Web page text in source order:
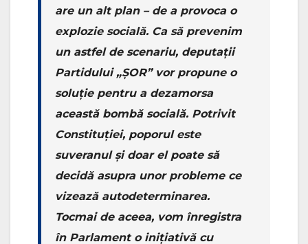
are un alt plan – de a provoca o
explozie socială. Ca să prevenim
un astfel de scenariu, deputații
Partidului „ȘOR” vor propune o
soluție pentru a dezamorsa
această bombă socială. Potrivit
Constituției, poporul este
suveranul și doar el poate să
decidă asupra unor probleme ce
vizează autodeterminarea.
Tocmai de aceea, vom înregistra
în Parlament o inițiativă cu